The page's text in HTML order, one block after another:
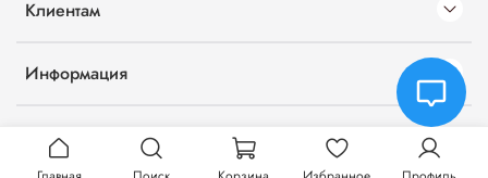
Клиентам
Информация